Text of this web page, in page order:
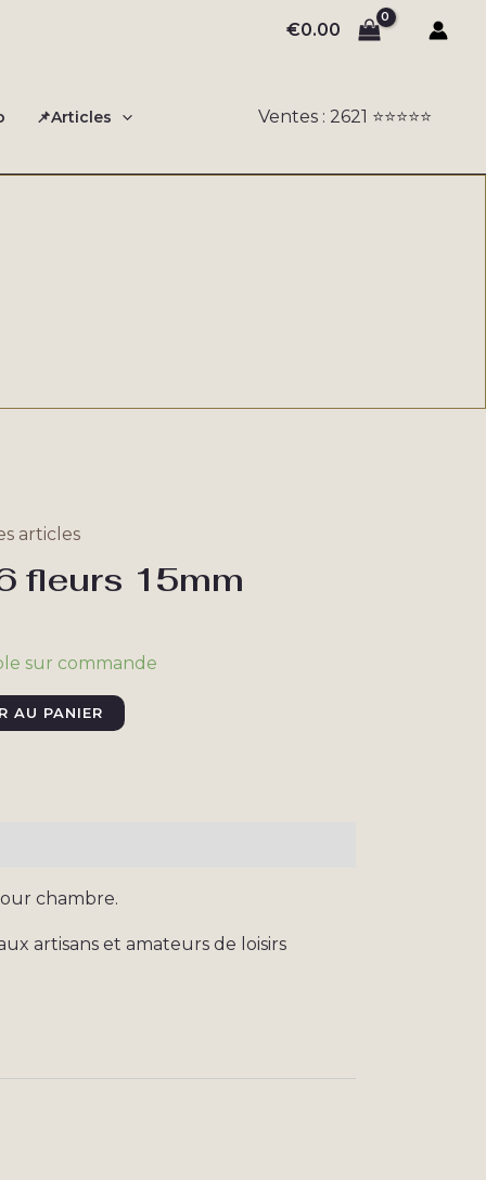
€0.00
📌Articles Ventes : 2621 ⭐️⭐️⭐️⭐️⭐️
articles
fleurs 15mm
sur commande
AU PANIER
chambre.
artisans et amateurs de loisirs